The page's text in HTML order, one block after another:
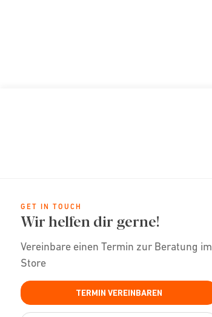
GET IN TOUCH
Wir helfen dir gerne!
Vereinbare einen Termin zur Beratung im
Store
TERMIN VEREINBAREN